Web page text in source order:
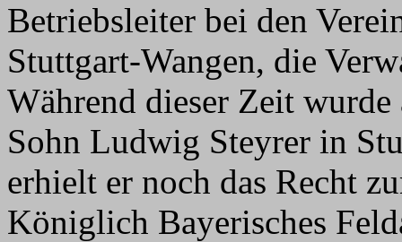
Betriebsleiter bei den
Stuttgart-Wangen, die
Während dieser Zeit
Sohn Ludwig Steyrer in
erhielt er noch das Recht
Königlich Bayerisches